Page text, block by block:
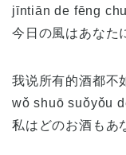
jīntiān de fēng
今日の風はあなた
我说所有的酒都不
wǒ shuō suǒyǒu
私はどのお酒もあ